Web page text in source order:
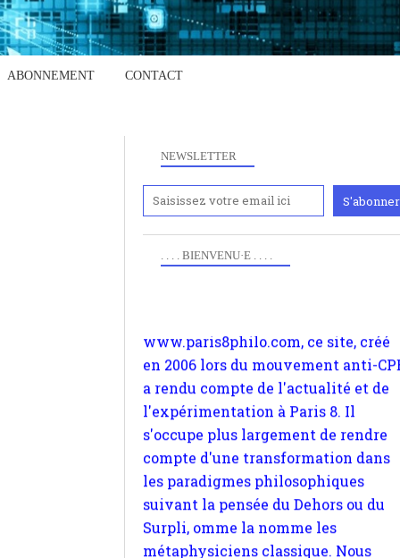
ABONNEMENT CONTACT
NEWSLETTER
. . . . BIENVENU·E . . . .
Anciennement
en 2006 lors du mouvement anti-CPE,
s'occupe plus largement de rendre
compte d'une transformation dans
les paradigmes philosophiques
suivant la pensée du Dehors ou du
Surpli, omme la nomme les
métaphysiciens classique. Nous
avons quant à nous déjà basculé
d'emblée dans la modernité
quantique, résolvant la plupart des
impasses philosophique du WWe